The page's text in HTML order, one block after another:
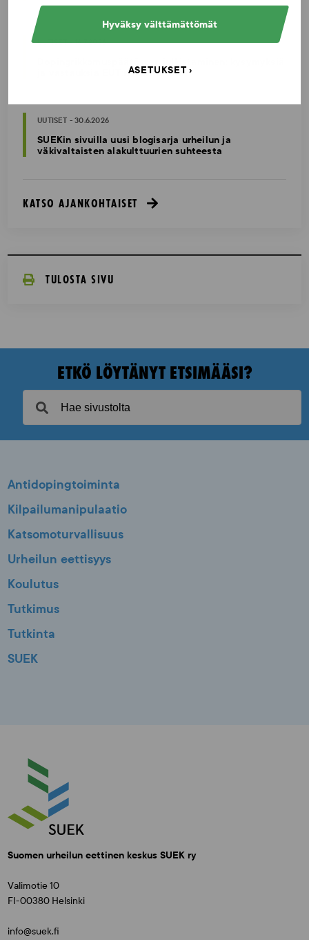
Hyväksy välttämättömät
ASETUKSET
UUTISET - 16.7.2026
ja vastauksia EUT:n ratkaisusta
UUTISET - 30.6.2026
SUEKin sivuilla uusi blogisarja urheilun ja
väkivaltaisten alakulttuurien suhteesta
KATSO AJANKOHTAISET
TULOSTA SIVU
ETKÖ LÖYTÄNYT ETSIMÄÄSI?
Antidopingtoiminta
Kilpailumanipulaatio
Katsomoturvallisuus
Urheilun eettisyys
Koulutus
Tutkimus
Tutkinta
SUEK
Suomen urheilun eettinen keskus SUEK ry
Valimotie 10
FI-00380 Helsinki
info@suek.fi